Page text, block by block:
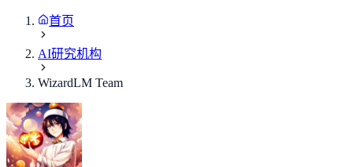
首页
AI研究机构
WizardLM Team